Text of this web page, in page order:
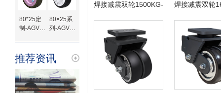
80*25定
制-AGV橡
80×25系
列-AGV专
定制
推荐资讯
焊接减震双轮1500KG-
焊接减震双轮